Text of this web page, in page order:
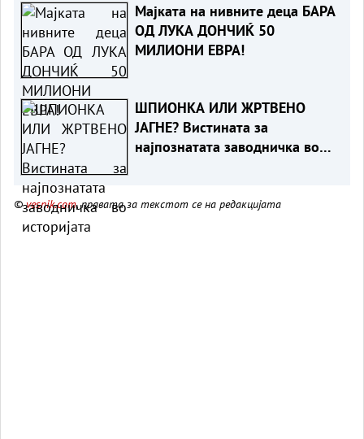
Мајката на нивните деца БАРА
ОД ЛУКА ДОНЧИЌ 50
МИЛИОНИ ЕВРА!
ШПИОНКА ИЛИ ЖРТВЕНО
ЈАГНЕ? Вистината за
најпознатата заводничка во
©vesnik.com, правата за текстот се на редакцијата